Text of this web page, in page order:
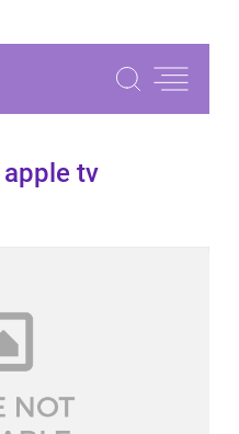
apple tv